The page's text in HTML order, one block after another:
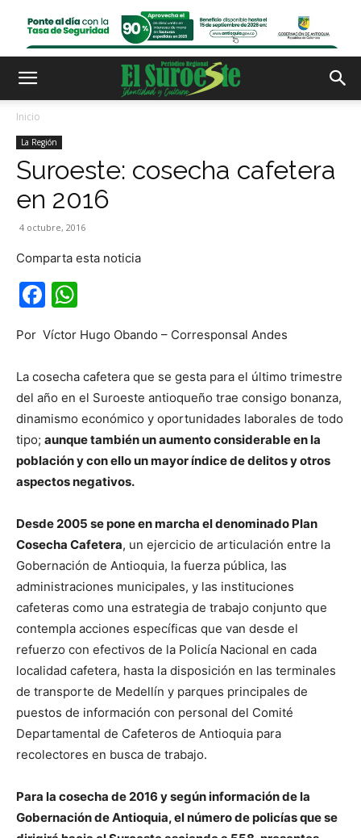
Inicio
La Región
Suroeste: cosecha cafetera
en 2016
4 octubre, 2016
Comparta esta noticia
Facebook
Por Víctor Hugo Obando – Corresponsal Andes
La cosecha cafetera que se gesta para el último trimestre
del año en el Suroeste antioqueño trae consigo bonanza,
dinamismo económico y oportunidades laborales de todo
tipo; aunque también un aumento considerable en la
población y con ello un mayor índice de delitos y otros
aspectos negativos.
Desde 2005 se pone en marcha el denominado Plan
Cosecha Cafetera, un ejercicio de articulación entre la
Gobernación de Antioquia, la fuerza pública, las
administraciones municipales, y las instituciones
cafeteras como una estrategia de trabajo conjunto que
contempla acciones específicas que van desde el
refuerzo con efectivos de la Policía Nacional en cada
localidad cafetera, hasta la disposición en las terminales
de transporte de Medellín y parques principales de
puestos de información con personal del Comité
Departamental de Cafeteros de Antioquia para
recolectores en busca de trabajo.
Para la cosecha de 2016 y según información de la
Gobernación de Antioquia, el número de policías que se